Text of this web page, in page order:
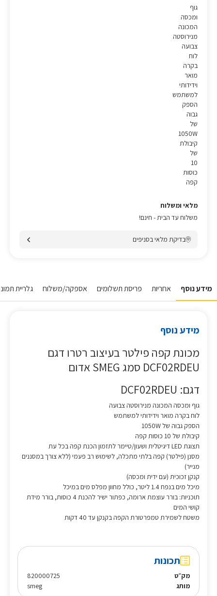
גוף
ומכסה
המכונה
מנירוסטה
צבועה
לוח
בקרה
מואר
וידידותי
למשתמש
הספק
גבוה
של
1050W
קיבולת
של
10
כוסות
קפה
מלאי ומשלוח
משלוח עד הבית - חינם!
בדיקת מלאי בסניפים
מידע נוסף אחריות פריסת תשלומים אספקה/משלוח גלריית
מידע נוסף
מכונת קפה פילטר בעיצוב רטרו דגם
DCF02RDEU סמג SMEG אדום
דגם: DCF02RDEU
גוף ומכסה המכונה מנירוסטה צבועה
לוח בקרה מואר וידידותי למשתמש
הספק גבוה של 1050W
קיבולת של 10 כוסות קפה
תצוגת LED דיגיטלית ושעון/טיימר לתזמון הכנת קפה בכל עת
מסנן (פילטר) קפה בלתי מתכלה, לשימוש רב פעמי (ללא צורך במסננים
מנייר)
קנקן זכוכית (עם ידית ומכסה)
מיכל מים בנפח 1.4 ליטר, כולל מחוון מפלס מים במיכל
תוכניות: בורר עוצמת ארומה, כפתור ישיר להכנת 4 כוסות, בורר מידת
קושי המים
משטח לשמירת טמפרטורת הקפה בקנקן עד 40 דקות
תכונות
מק״ט
820000725
מותג
smeg